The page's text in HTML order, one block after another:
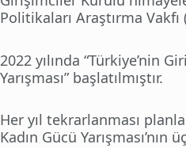
Politikaları Araştırma
2022 yılında “Türkiye’nin
Yarışması” başlatılmıştır.
Her yıl tekrarlanması
Kadın Gücü Yarışması’nın